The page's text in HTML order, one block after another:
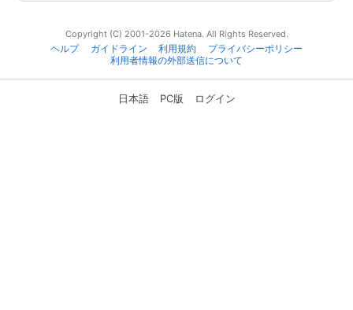
Copyright (C) 2001-2026 Hatena. All Rights Reserved.
ヘルプ
ガイドライン 利用規約
プライバシーポリシー
利用者情報の外部送信について
日本語 PC版 ログイン